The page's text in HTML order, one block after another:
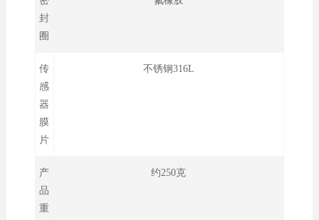
封
圈
传
感
器
膜
片
不锈钢316L
产
品
重
约250克